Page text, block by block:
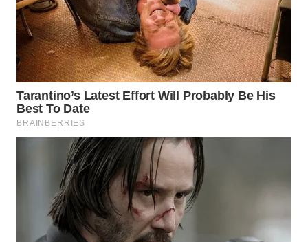
KEPULAUAN
SERIBU
WN
TANGERANG
WN
BINJAI
CIREBON
WN
INDRAMAYU